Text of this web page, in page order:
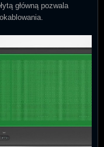
główną pozwala